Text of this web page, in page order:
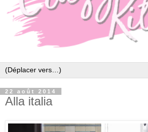
22 août 2014
Alla italia